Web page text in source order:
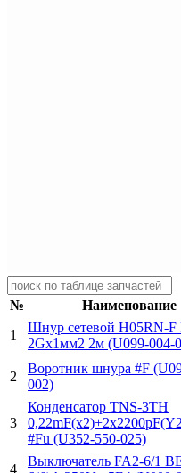
№ Наименование
1
Шнур сетевой H05RN-F
2Gх1мм2 2м (U099-004-
2
Воротник шнура #F
002)
3
Конденсатор TNS-3TH
#Fu (U352-550-025)
4
Выключатель FA2-6/1